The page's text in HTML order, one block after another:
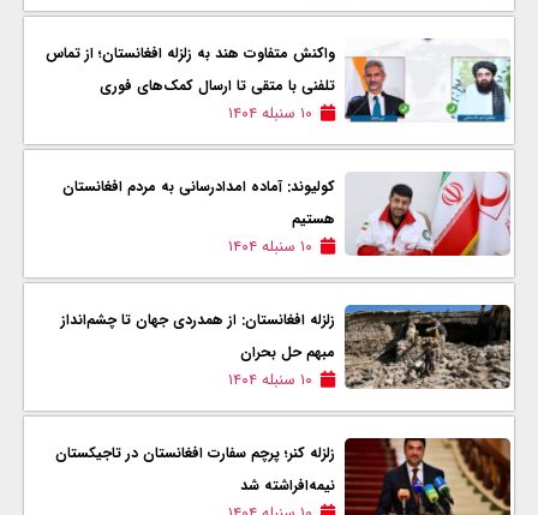
واکنش متفاوت هند به زلزله افغانستان؛ از تماس
تلفنی با متقی تا ارسال کمک‌های فوری
۱۰ سنبله ۱۴۰۴
کولیوند: آماده امدادرسانی به مردم افغانستان
هستیم
۱۰ سنبله ۱۴۰۴
زلزله افغانستان: از همدردی جهان تا چشم‌انداز
مبهم حل بحران
۱۰ سنبله ۱۴۰۴
زلزله کنر؛ پرچم سفارت افغانستان در تاجیکستان
نیمه‌افراشته شد